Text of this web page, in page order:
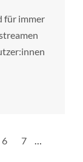
für immer
Seite
6 Seite
7 …